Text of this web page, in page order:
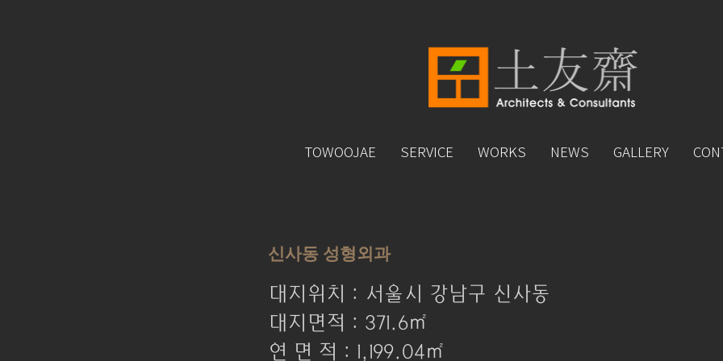
TOWOOJAE SERVICE WORKS NEWS GALLERY
신사동 성형외과
대지위치 : 서울시 강남구 신사동
대지면적 : 371.6㎡
연 면 적 : 1,199.04㎡